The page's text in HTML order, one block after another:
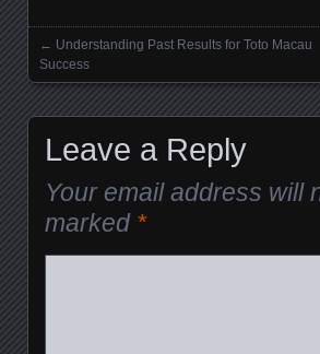
Posts navigation
← Understanding Past Results for Toto Macau
Success
Leave a Reply
Your email address will
marked *